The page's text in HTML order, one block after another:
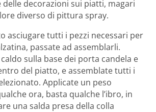
decorazioni sui piatti, magari
diverso di pittura spray.
asciugare tutti i pezzi necessari per
passate ad assemblarli.
sulla base dei porta candela e
del piatto, e assemblate tutti i
Applicate un peso
ora, basta qualche l’ibro, in
una salda presa della colla